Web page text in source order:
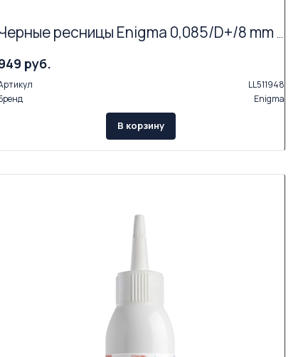
Черные ресницы Enigma 0,085/D+/8 mm + (16 линий)
руб.
LL511948
Enigma
В корзину